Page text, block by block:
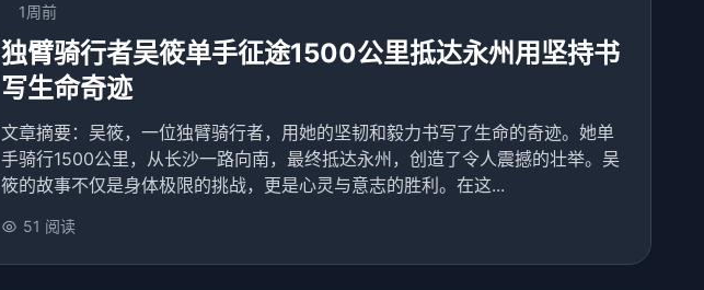
1周前
独臂骑行者吴筱单手征途1500公里抵达永州用坚持书
写生命奇迹
文章摘要：吴筱，一位独臂骑行者，用她的坚韧和毅力书写了生命的奇迹。她单
手骑行1500公里，从长沙一路向南，最终抵达永州，创造了令人震撼的壮举。吴
筱的故事不仅是身体极限的挑战，更是心灵与意志的胜利。在这...
51 阅读